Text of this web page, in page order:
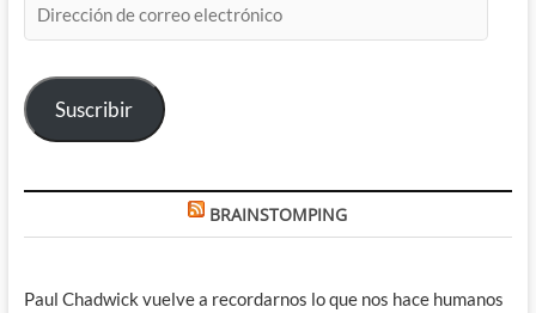
de
electrónico
Suscribir
BRAINSTOMPING
Paul Chadwick vuelve a recordarnos lo que nos hace humanos